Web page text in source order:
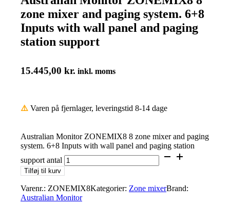
zone mixer and paging system. 6+8
Inputs with wall panel and paging
station support
15.445,00 kr. inkl. moms
⚠️ Varen på fjernlager, leveringstid 8-14 dage
Australian Monitor ZONEMIX8 8 zone mixer and paging
system. 6+8 Inputs with wall panel and paging station
support antal
Tilføj til kurv
Varenr.: ZONEMIX8Kategorier: Zone mixerBrand:
Australian Monitor